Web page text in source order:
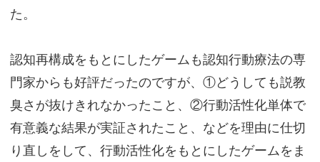
た。
認知再構成をもとにしたゲームも認知行動療法の専
門家からも好評だったのですが、①どうしても説教
臭さが抜けきれなかったこと、②行動活性化単体で
有意義な結果が実証されたこと、などを理由に仕切
り直しをして、行動活性化をもとにしたゲームをま